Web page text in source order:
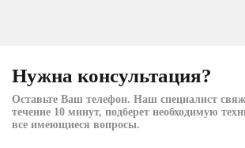
Нужна консультация?
Оставьте Ваш телефон. Наш специалист
течение 10 минут, подберет необходимую
все имеющиеся вопросы.